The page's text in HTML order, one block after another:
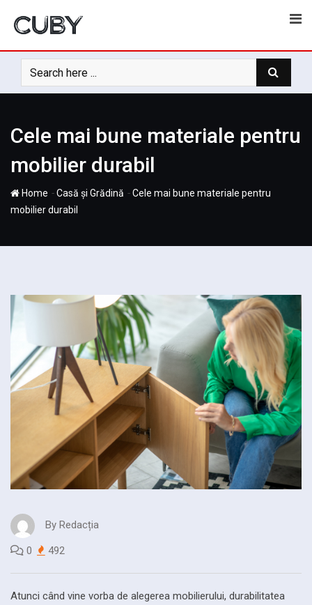
Cele mai bune materiale pentru
mobilier durabil
Home -Casă și Grădină -Cele mai bune materiale pentru
mobilier durabil
By Redacția
0 492
Atunci când vine vorba de alegerea mobilierului, durabilitatea